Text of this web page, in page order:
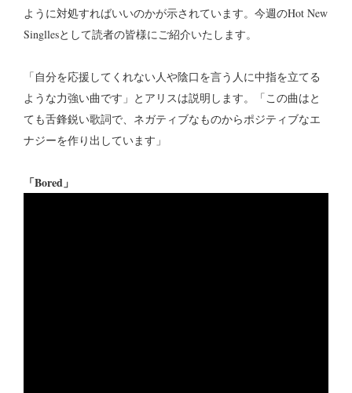
ように対処すればいいのかが示されています。今週のHot New
Singllesとして読者の皆様にご紹介いたします。
「自分を応援してくれない人や陰口を言う人に中指を立てる
ような力強い曲です」とアリスは説明します。「この曲はと
ても舌鋒鋭い歌詞で、ネガティブなものからポジティブなエ
ナジーを作り出しています」
「Bored」